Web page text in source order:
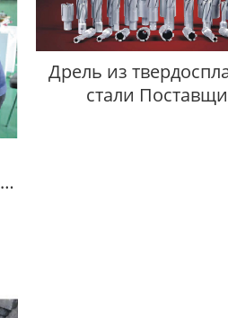
Дрель из
стали